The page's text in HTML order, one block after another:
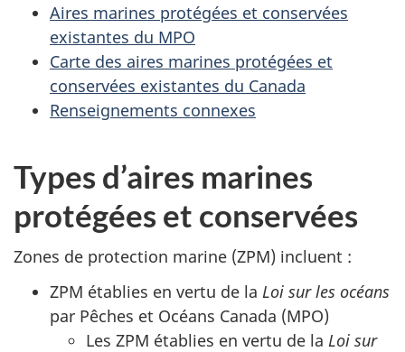
Aires marines protégées et conservées
existantes du MPO
Carte des aires marines protégées et
conservées existantes du Canada
Renseignements connexes
Types d’aires marines
protégées et conservées
Zones de protection marine (ZPM) incluent :
ZPM établies en vertu de la Loi sur les océans
par Pêches et Océans Canada (MPO)
Les ZPM établies en vertu de la Loi sur